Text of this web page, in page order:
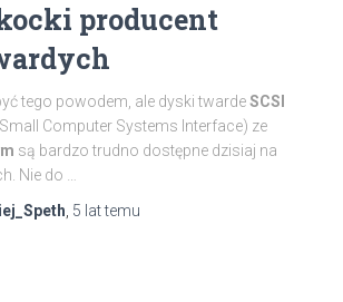
producent
tego powodem, ale dyski twardeSCSI
Computer Systems Interface) ze
są bardzo trudno dostępne dzisiaj na
Nie do …
5 lattemu